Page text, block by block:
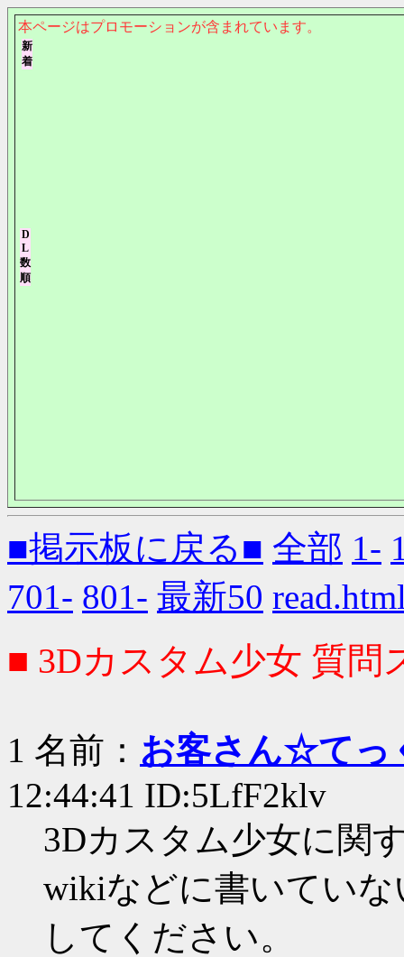
本ページはプロモーションが含まれています。
■掲示板に戻る■ 全部 1-
701- 801- 最新50
■ 3Dカスタム少女 質問
1 名前： お客さん☆てっ
12:44:41 ID:5LfF2klv
3Dカスタム少女に関
wikiなどに書いてい
してください。